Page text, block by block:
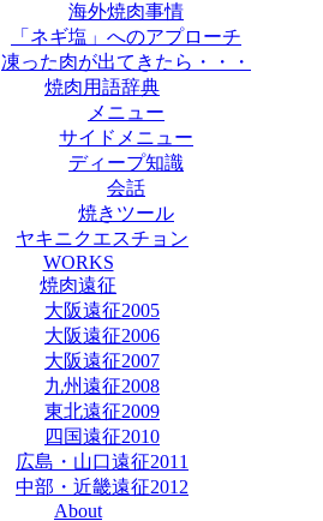
海外焼肉事情
「ネギ塩」へのアプローチ
凍った肉が出てきたら・・・
焼肉用語辞典
メニュー
サイドメニュー
ディープ知識
会話
焼きツール
ヤキニクエスチョン
WORKS
焼肉遠征
大阪遠征2005
大阪遠征2006
大阪遠征2007
九州遠征2008
東北遠征2009
四国遠征2010
広島・山口遠征2011
中部・近畿遠征2012
About